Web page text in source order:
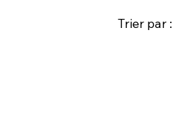
Trier par :